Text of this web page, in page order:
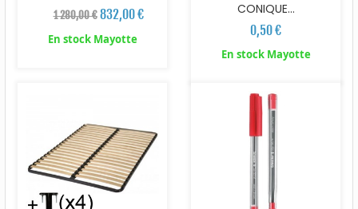
1 280,00 € 832,00 €
En stock Mayotte
CONIQUE...
0,50 €
En stock Mayotte